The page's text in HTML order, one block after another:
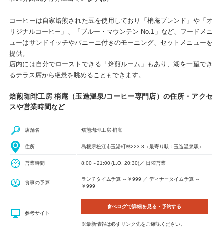
コーヒーは自家焙煎された豆を使用しており「梢庵ブレンド」や「オ
リジナルコーヒー」、「ブルー・マウンテン No.1」など、フードメニ
ューはサンドイッチやパニーニ付きのモーニング、セットメニューを
提供。
店内には自分でローストできる「焙煎ルーム」もあり、湖を一望でき
るテラス席から絶景を眺めることもできます。
焙煎珈琲工房 梢庵（玉造温泉/コーヒー専門店）の住所・アクセ
スや営業時間など
店舗名 焙煎珈琲工房 梢庵
住所 島根県松江市玉湯町林223-3（最寄り駅：玉造温泉駅）
営業時間 8:00～21:00 (L.O. 20:30)／ 日曜営業
食事の予算
ランチタイム予算 ～￥999 ／ ディナータイム予算 ～
￥999
参考サイト
食べログで詳細を見る・予約する
※最新情報は必ずリンク先をご確認ください。